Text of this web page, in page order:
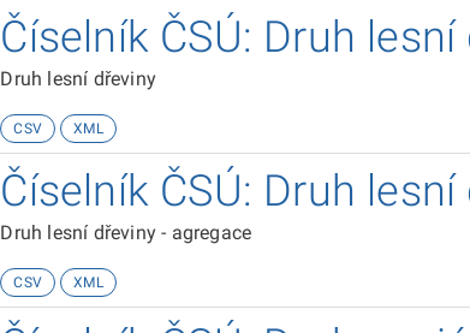
Číselník ČSÚ: Druh
Druh lesní dřeviny
CSV XML
Číselník ČSÚ: Druh
Druh lesní dřeviny - agregace
CSV XML